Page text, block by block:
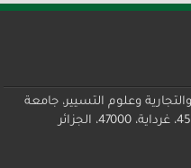
وعلوم التسيير، جامعة